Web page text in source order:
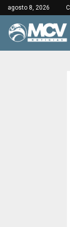
agosto 8, 2026